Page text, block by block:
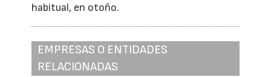
habitual, en otoño.
EMPRESAS O ENTIDADES
RELACIONADAS